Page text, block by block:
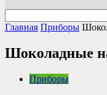
Главная Приборы
Шоколадные
Приборы